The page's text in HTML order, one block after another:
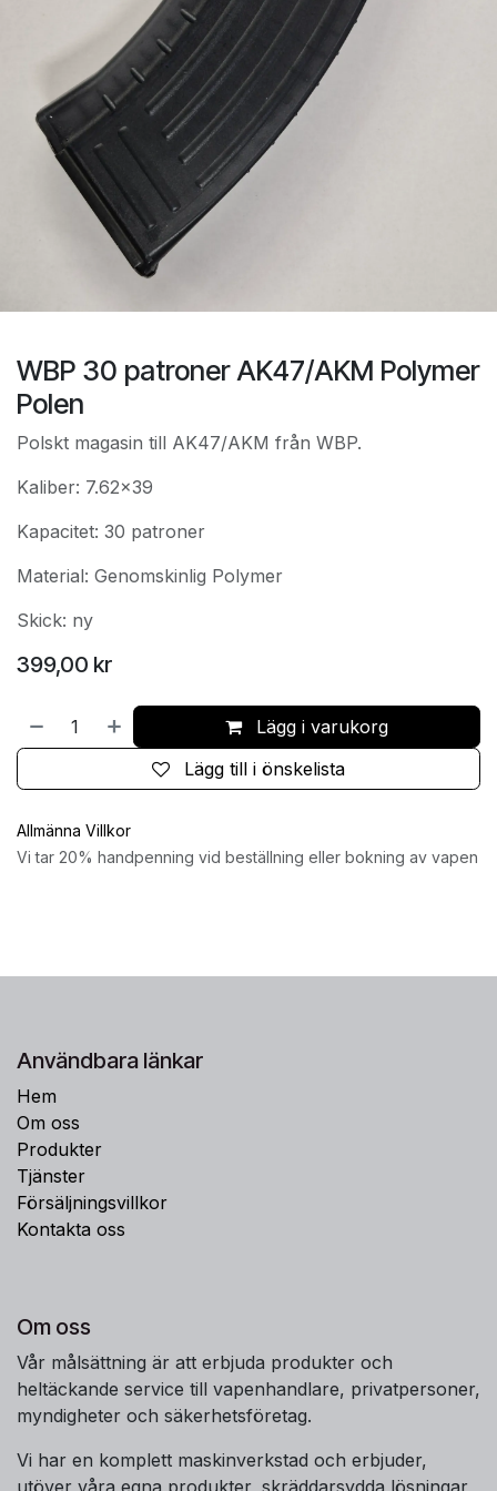
WBP 30 patroner AK47/AKM Polymer
Polen
Polskt magasin till AK47/AKM från WBP.
Kaliber: 7.62x39
Kapacitet: 30 patroner
Material: Genomskinlig Polymer
Skick: ny
399,00 kr
Lägg i varukorg
Lägg till i önskelista
Allmänna Villkor
Vi tar 20% handpenning vid beställning eller bokning av vapen
Användbara länkar
Hem
Om oss
Produkter
Tjänster
Försäljningsvillkor
Kontakta oss
Om oss
Vår målsättning är att erbjuda produkter och
heltäckande service till vapenhandlare, privatpersoner,
myndigheter och säkerhetsföretag.
Vi har en komplett maskinverkstad och erbjuder,
utöver våra egna produkter, skräddarsydda lösningar,